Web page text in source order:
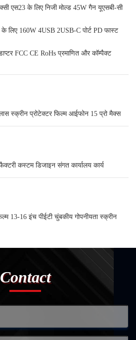
एस23 के लिए निजी मोल्ड 45W गैन यूएसबी-सी
लिए 160W 4USB 2USB-C पोर्ट PD फास्ट
FCC CE RoHs प्रमाणित और कॉम्पैक्ट
स्क्रीन प्रोटेक्टर फिल्म आईफोन 15 प्रो मैक्स
कस्टम डिजाइन संगत कार्यालय कार्य
13-16 इंच पीईटी चुंबकीय गोपनीयता स्क्रीन
Contact